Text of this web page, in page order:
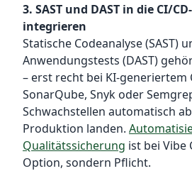
3. SAST und DAST in die CI/
integrieren
Statische Codeanalyse (SAST)
Anwendungstests (DAST)
– erst recht bei KI-generiertem
SonarQube, Snyk oder
Schwachstellen automatisch
Produktion landen.
Qualitätssicherung ist bei Vibe
Option, sondern Pflicht.